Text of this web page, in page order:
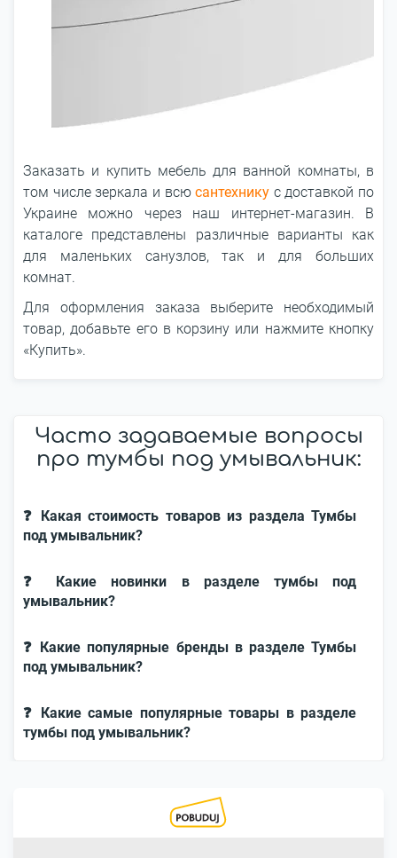
Заказать и купить мебель для ванной комнаты, в
том числе зеркала и всюсантехнику с доставкой по
Украине можно через наш интернет-магазин. В
каталоге представлены различные варианты как
для маленьких санузлов, так и для больших
комнат.
Для оформления заказа выберите необходимый
товар, добавьте его в корзину или нажмите кнопку
«Купить».
Часто задаваемые вопросы
про тумбы под умывальник:
❓ Какая стоимость товаров из раздела Тумбы
под умывальник?
❓ Какие новинки в разделе тумбы под
умывальник?
❓ Какие популярные бренды в разделе Тумбы
под умывальник?
❓ Какие самые популярные товары в разделе
тумбы под умывальник?